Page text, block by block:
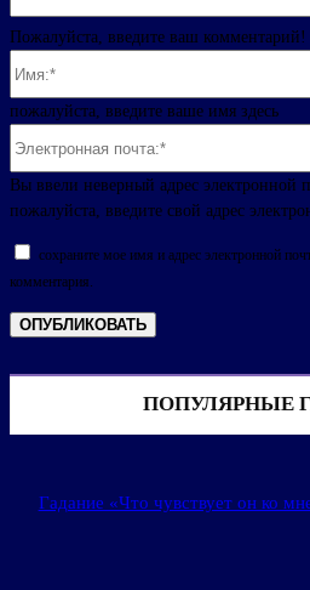
Пожалуйста, введите ваш комментарий!
пожалуйста, введите ваше имя здесь
Вы ввели неверный адрес электронной
пожалуйста, введите свой адрес
сохраните мое имя и адрес электронной
комментария.
ПОПУЛЯРНЫЕ
Гадание «Что чувствует он ко